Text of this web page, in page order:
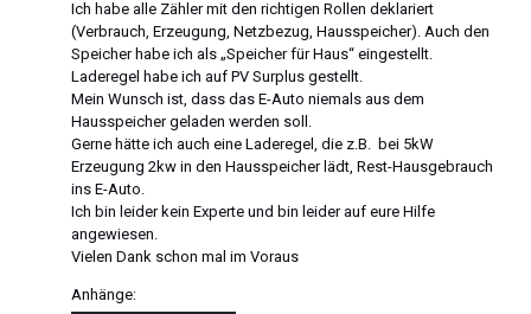
Ich habe alle Zähler mit den richtigen Rollen deklariert
(Verbrauch, Erzeugung, Netzbezug, Hausspeicher). Auch den
Speicher habe ich als „Speicher für Haus“ eingestellt.
Laderegel habe ich auf PV Surplus gestellt.
Mein Wunsch ist, dass das E-Auto niemals aus dem
Hausspeicher geladen werden soll.
Gerne hätte ich auch eine Laderegel, die z.B. bei 5kW
Erzeugung 2kw in den Hausspeicher lädt, Rest-Hausgebrauch
ins E-Auto.
Ich bin leider kein Experte und bin leider auf eure Hilfe
angewiesen.
Vielen Dank schon mal im Voraus
Anhänge: